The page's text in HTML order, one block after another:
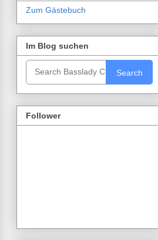
Zum Gästebuch
Im Blog suchen
Search
Follower